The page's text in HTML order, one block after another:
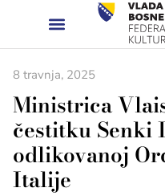
8 travnja, 2025
Ministrica
čestitku Senki
odlikovanoj
Italije